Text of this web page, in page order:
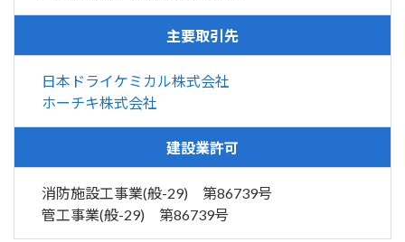
主要取引先
日本ドライケミカル株式会社
ホーチキ株式会社
建設業許可
消防施設工事業(般-29) 第86739号
管工事業(般-29) 第86739号